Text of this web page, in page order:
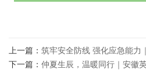
上一篇： 筑牢安全防线 强化应急能力｜安徽英特丽
下一篇： 仲夏生辰，温暖同行｜安徽